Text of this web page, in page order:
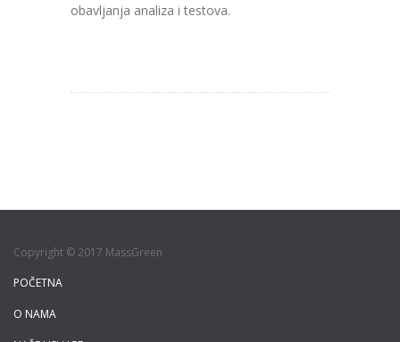
obavljanja analiza i testova.
Copyright © 2017 MassGreen
POČETNA
O NAMA